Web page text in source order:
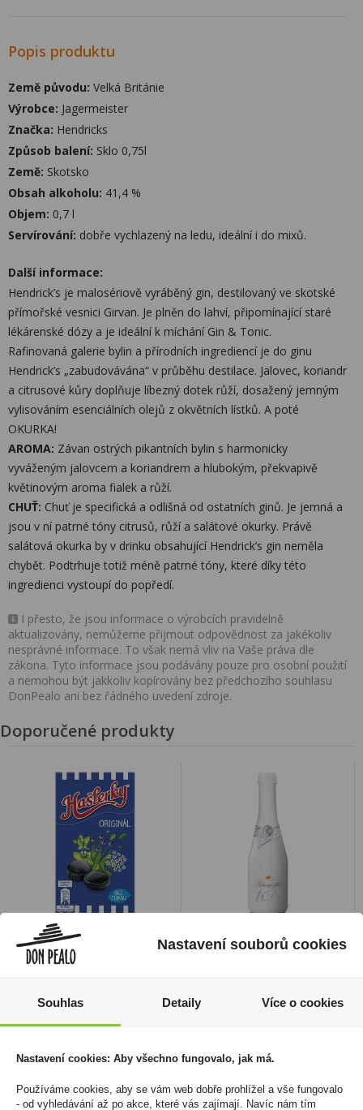
Popis produktu
Země původu: Velká Británie
Výrobce: Jagermeister
Značka: Hendricks
Způsob balení: Sklo 0,75l
Země: Skotsko
Obsah alkoholu: 41,4 %
Objem: 0,7 l
Servírování: dobře vychlazený na ledu, ideální i do mixů.
Další informace:
Hendrick’s je malosériově vyráběný gin, destilovaný ve skotské
přímořské vesnici Girvan. Je plněn do lahví, připomínající staré
lékárenské dózy a je ideální k míchání Gin & Tonic.
Rafinovaná galerie bylin a přírodních ingrediencí je do ginu
Hendrick’s „zabudovávána“ v průběhu destilace. Jalovec, koriandr
a citrusové kůry doplňuje líbezný dotek růží, dosažený jemným
vylisováním esenciálních olejů z okvětních lístků. A poté
OKURKA!
AROMA: Závan ostrých pikantních bylin s harmonicky
vyváženým jalovcem a koriandrem a hlubokým, překvapivě
květinovým aroma fialek a růží.
CHUŤ: Chuť je specifická a odlišná od ostatních ginů. Je jemná a
jsou v ní patrné tóny citrusů, růží a salátové okurky. Právě
salátová okurka by v drinku obsahující Hendrick’s gin neměla
chybět. Podtrhuje totiž méně patrné tóny, které díky této
ingredienci vystoupí do popředí.
I přesto, že jsou informace o výrobcích pravidelně
aktualizovány, nemůžeme přijmout odpovědnost za jakékoliv
nesprávné informace. To však nemá vliv na Vaše práva dle
zákona. Tyto informace jsou podávány pouze pro osobní použití
a nemohou být jakkoliv kopírovány bez předchozího souhlasu
DonPealo ani bez řádného uvedení zdroje.
Doporučené produkty
Hašlerky Original 35g
24 Kč
Skladem:
Bohemia Sekt Ice Demi
Cena za:1 ks
Nastavení souborů cookies
Souhlas Detaily Více o cookies
Nastavení cookies: Aby všechno fungovalo, jak má.
Používáme cookies, aby se vám web dobře prohlížel a vše fungovalo
- od vyhledávání až po akce, které vás zajímají. Navíc nám tím